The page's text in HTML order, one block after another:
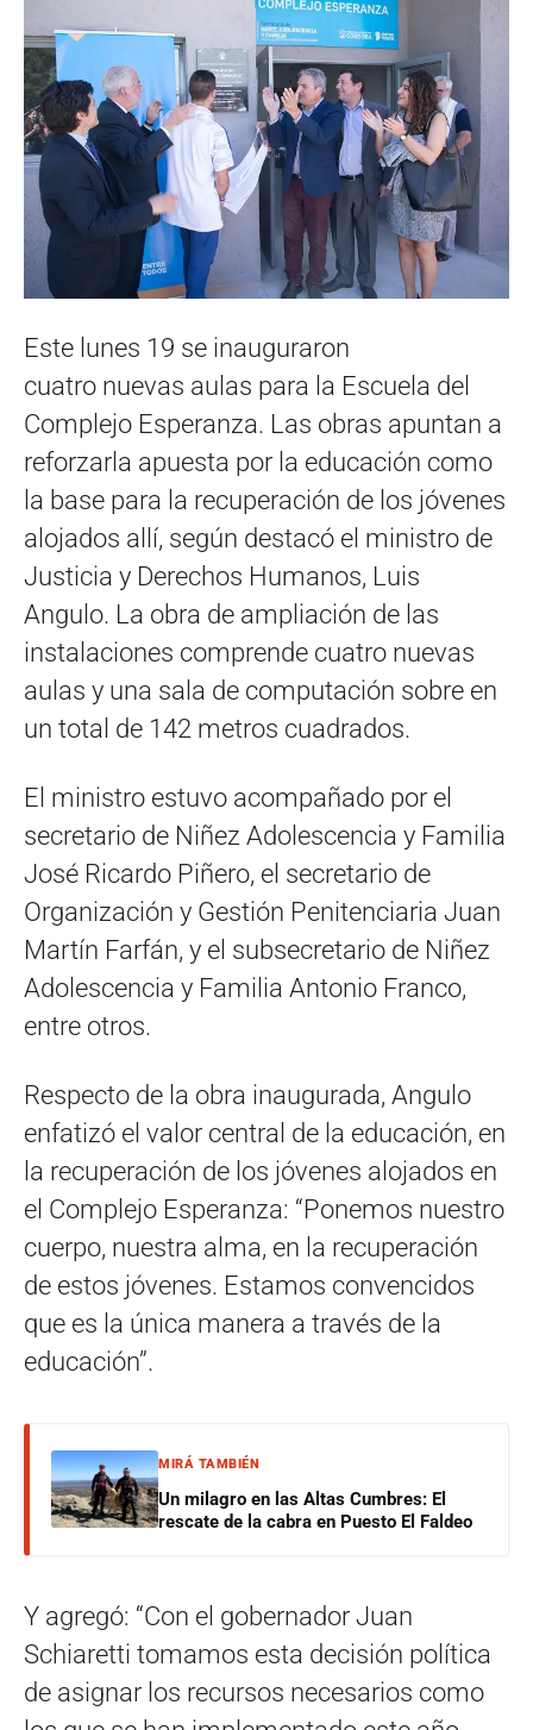
Este lunes 19 se inauguraron
cuatro nuevas aulas para la Escuela del
Complejo Esperanza. Las obras apuntan a
reforzarla apuesta por la educación como
la base para la recuperación de los jóvenes
alojados allí, según destacó el ministro de
Justicia y Derechos Humanos, Luis
Angulo. La obra de ampliación de las
instalaciones comprende cuatro nuevas
aulas y una sala de computación sobre en
un total de 142 metros cuadrados.
El ministro estuvo acompañado por el
secretario de Niñez Adolescencia y Familia
José Ricardo Piñero, el secretario de
Organización y Gestión Penitenciaria Juan
Martín Farfán, y el subsecretario de Niñez
Adolescencia y Familia Antonio Franco,
entre otros.
Respecto de la obra inaugurada, Angulo
enfatizó el valor central de la educación, en
la recuperación de los jóvenes alojados en
el Complejo Esperanza: “Ponemos nuestro
cuerpo, nuestra alma, en la recuperación
de estos jóvenes. Estamos convencidos
que es la única manera a través de la
educación”.
MIRÁ TAMBIÉN
Un milagro en las Altas Cumbres: El
rescate de la cabra en Puesto El Faldeo
Y agregó: “Con el gobernador Juan
Schiaretti tomamos esta decisión política
de asignar los recursos necesarios como